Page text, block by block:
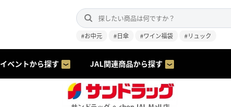
#お中元 #日傘 #ワイン福袋 #リュック
イベントから探す JAL関連商品から探す